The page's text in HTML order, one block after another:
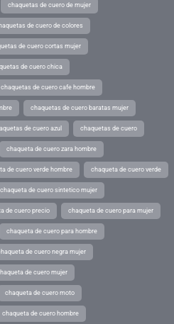
chaquetas de cuero de mujer
de cuero de colores
de cuero cortas mujer
de cuero chica
chaquetas de cuero cafe hombre
chaquetas de cuero baratas mujer
de cuero azul chaquetas de cuero
chaqueta de cuero zara hombre
de cuero verde hombre chaqueta de cuero verde
chaqueta de cuero sintetico mujer
de cuero precio chaqueta de cuero para mujer
chaqueta de cuero para hombre
de cuero negra mujer
de cuero mujer
chaqueta de cuero moto
chaqueta de cuero hombre